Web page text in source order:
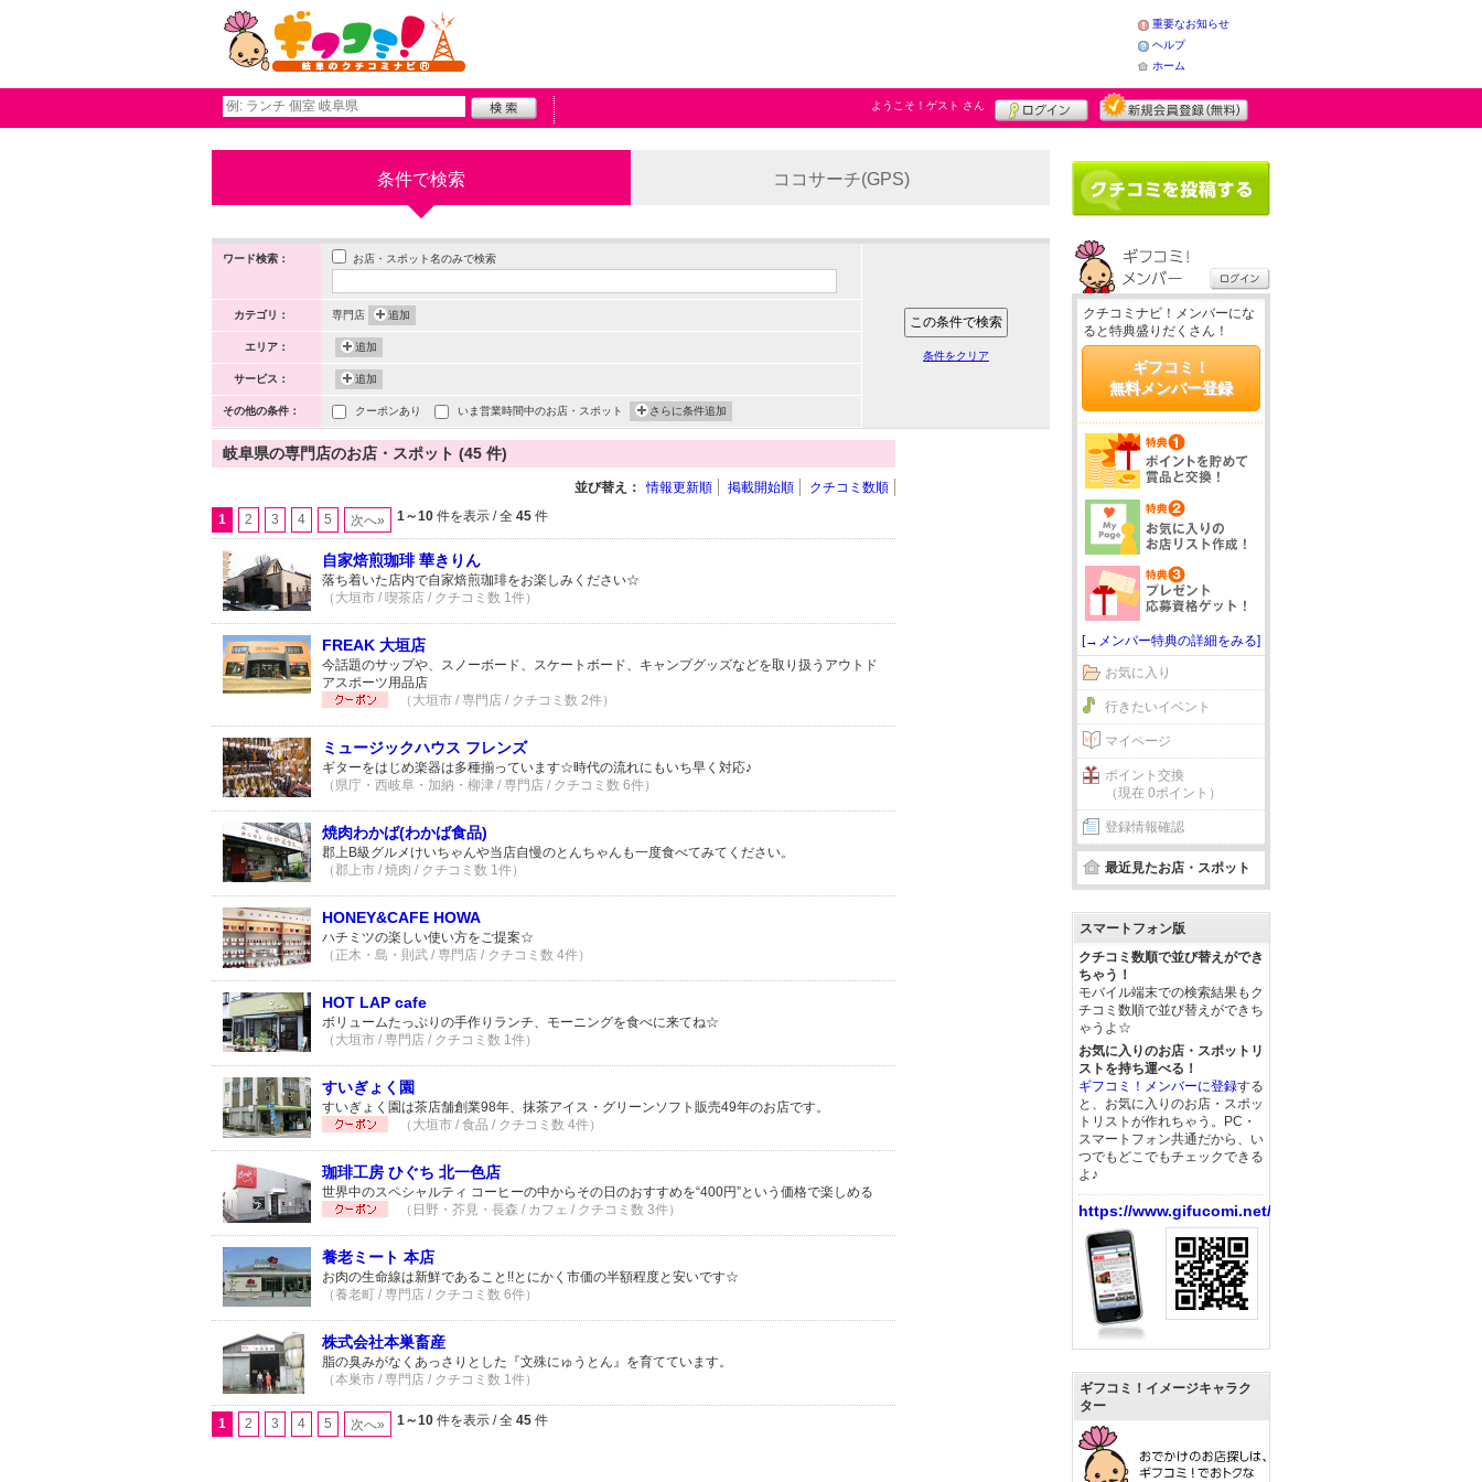
重要なお知らせ
ヘルプ
ホーム
ようこそ！ ゲスト さん
条件で検索 ココサーチ(GPS)
ワード検索： お店・スポット名のみで検索
カテゴリ： 専門店 追加
エリア： 追加
サービス： 追加
その他の条件： クーポンあり いま営業時間中のお店・スポット さらに条件追加
条件をクリア
岐阜県の専門店のお店・スポット (45 件)
並び替え： 情報更新順 掲載開始順 クチコミ数順
1 2 3 4 5 次へ» 1～10 件を表示 / 全 45 件
自家焙煎珈琲 華きりん
落ち着いた店内で自家焙煎珈琲をお楽しみください☆
（大垣市 / 喫茶店 / クチコミ数 1件）
FREAK 大垣店
今話題のサップや、スノーボード、スケートボード、キャンプグッズなどを取り扱うアウトド
アスポーツ用品店
（大垣市 / 専門店 / クチコミ数 2件）
ミュージックハウス フレンズ
ギターをはじめ楽器は多種揃っています☆時代の流れにもいち早く対応♪
（県庁・西岐阜・加納・柳津 / 専門店 / クチコミ数 6件）
焼肉わかば(わかば食品)
郡上B級グルメけいちゃんや当店自慢のとんちゃんも一度食べてみてください。
（郡上市 / 焼肉 / クチコミ数 1件）
HONEY&CAFE HOWA
ハチミツの楽しい使い方をご提案☆
（正木・島・則武 / 専門店 / クチコミ数 4件）
HOT LAP cafe
ボリュームたっぷりの手作りランチ、モーニングを食べに来てね☆
（大垣市 / 専門店 / クチコミ数 1件）
すいぎょく園
すいぎょく園は茶店舗創業98年、抹茶アイス・グリーンソフト販売49年のお店です。
（大垣市 / 食品 / クチコミ数 4件）
珈琲工房 ひぐち 北一色店
世界中のスペシャルティ コーヒーの中からその日のおすすめを“400円”という価格で楽しめる
（日野・芥見・長森 / カフェ / クチコミ数 3件）
養老ミート 本店
お肉の生命線は新鮮であること!!とにかく市価の半額程度と安いです☆
（養老町 / 専門店 / クチコミ数 6件）
株式会社本巣畜産
脂の臭みがなくあっさりとした『文殊にゅうとん』を育てています。
（本巣市 / 専門店 / クチコミ数 1件）
1 2 3 4 5 次へ» 1～10 件を表示 / 全 45 件
クチコミナビ！メンバーにな
ると特典盛りだくさん！
ギフコミ！
無料メンバー登録
[→メンバー特典の詳細をみる]
お気に入り
行きたいイベント
マイページ
ポイント交換
（現在 0ポイント）
登録情報確認
最近見たお店・スポット
スマートフォン版
クチコミ数順で並び替えができ
ちゃう！
モバイル端末での検索結果もク
チコミ数順で並び替えができち
ゃうよ☆
お気に入りのお店・スポットリ
ストを持ち運べる！
ギフコミ！メンバーに登録する
と、お気に入りのお店・スポッ
トリストが作れちゃう。PC・
スマートフォン共通だから、い
つでもどこでもチェックできる
よ♪
https://www.gifucomi.net/
ギフコミ！イメージキャラク
ター